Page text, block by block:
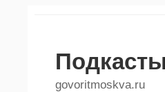
govoritmoskva.ru